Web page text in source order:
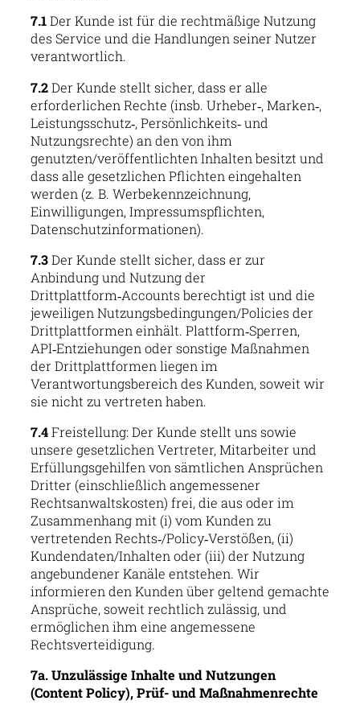
7.1Der Kunde ist für die rechtmäßige Nutzung
des Service und die Handlungen seiner Nutzer
verantwortlich.
7.2Der Kunde stellt sicher, dass er alle
erforderlichen Rechte (insb. Urheber‑, Marken‑,
Leistungsschutz‑, Persönlichkeits‑ und
Nutzungsrechte) an den von ihm
genutzten/veröffentlichten Inhalten besitzt und
dass alle gesetzlichen Pflichten eingehalten
werden (z. B. Werbekennzeichnung,
Einwilligungen, Impressumspflichten,
Datenschutzinformationen).
7.3Der Kunde stellt sicher, dass er zur
Anbindung und Nutzung der
Drittplattform‑Accounts berechtigt ist und die
jeweiligen Nutzungsbedingungen/Policies der
Drittplattformen einhält. Plattform‑Sperren,
API‑Entziehungen oder sonstige Maßnahmen
der Drittplattformen liegen im
Verantwortungsbereich des Kunden, soweit wir
sie nicht zu vertreten haben.
7.4Freistellung: Der Kunde stellt uns sowie
unsere gesetzlichen Vertreter, Mitarbeiter und
Erfüllungsgehilfen von sämtlichen Ansprüchen
Dritter (einschließlich angemessener
Rechtsanwaltskosten) frei, die aus oder im
Zusammenhang mit (i) vom Kunden zu
vertretenden Rechts‑/Policy‑Verstößen, (ii)
Kundendaten/Inhalten oder (iii) der Nutzung
angebundener Kanäle entstehen. Wir
informieren den Kunden über geltend gemachte
Ansprüche, soweit rechtlich zulässig, und
ermöglichen ihm eine angemessene
Rechtsverteidigung.
7a. Unzulässige Inhalte und Nutzungen
(Content Policy), Prüf- und Maßnahmenrechte